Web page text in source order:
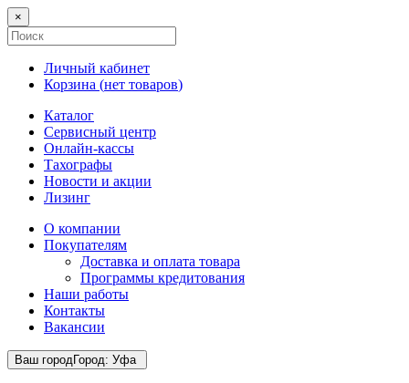
×
Личный кабинет
Корзина (нет товаров)
Каталог
Сервисный центр
Онлайн-кассы
Тахографы
Новости и акции
Лизинг
О компании
Покупателям
Доставка и оплата товара
Программы кредитования
Наши работы
Контакты
Вакансии
Ваш городГород: Уфа